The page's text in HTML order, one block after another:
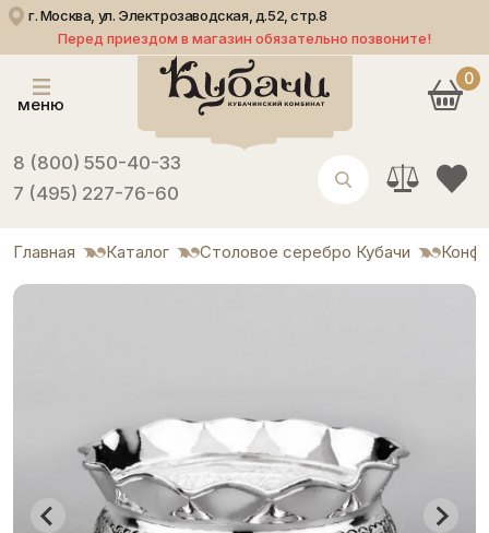
г. Москва, ул. Электрозаводская, д.52, стр.8
Перед приездом в магазин обязательно позвоните!
меню
8 (800) 550-40-33
7 (495) 227-76-60
0
Главная Каталог Столовое серебро Кубачи